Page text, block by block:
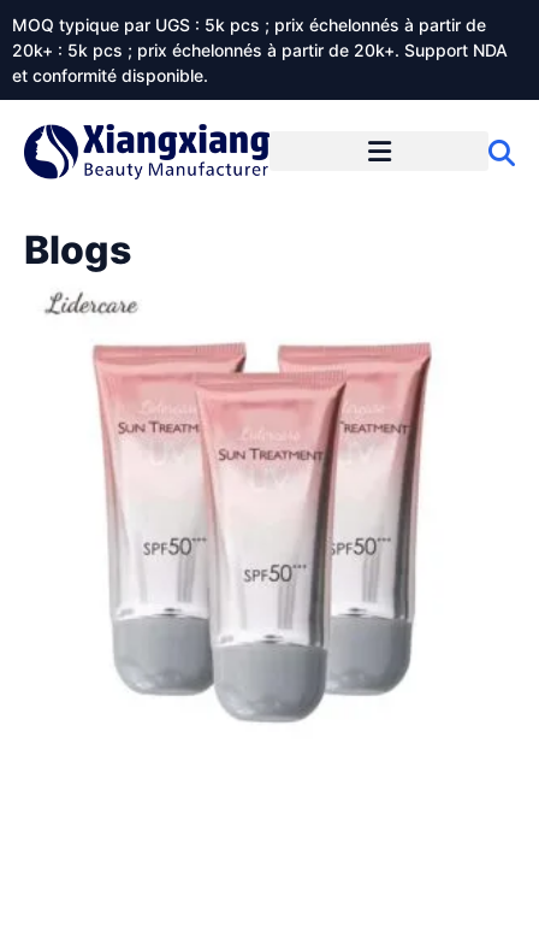
MOQ typique par UGS : 5k pcs ; prix échelonnés à partir de
20k+ : 5k pcs ; prix échelonnés à partir de 20k+. Support NDA
et conformité disponible.
Blogs